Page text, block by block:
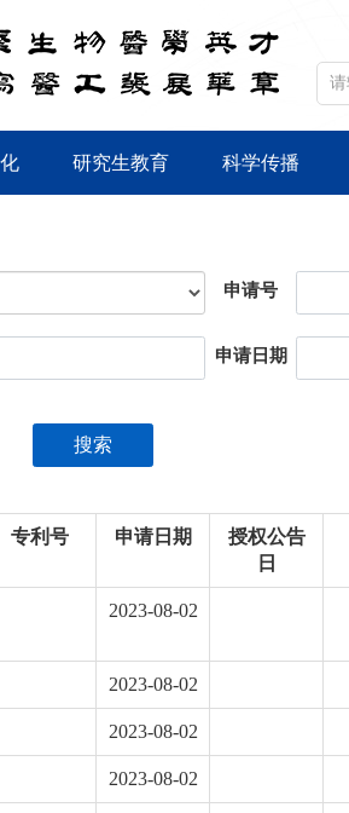
研究生教育 科学传播
申请号
申请日期
搜索
专利号 申请日期
授权公告
日
2023-08-02
2023-08-02
2023-08-02
2023-08-02